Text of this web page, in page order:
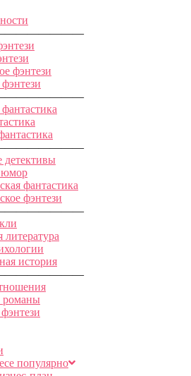
фэнтези
детективы
юмор
фантастика
фэнтези
литература
история
романы
популярно